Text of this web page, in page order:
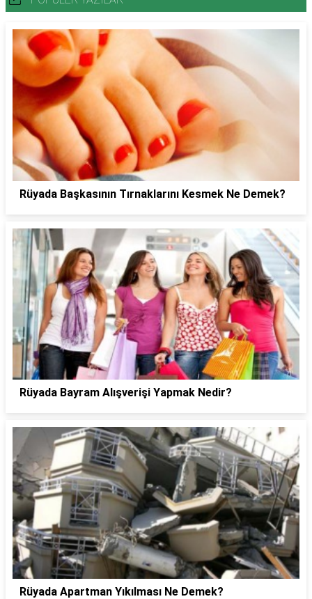
Rüyada Başkasının Tırnaklarını Kesmek Ne Demek?
Rüyada Bayram Alışverişi Yapmak Nedir?
Rüyada Apartman Yıkılması Ne Demek?